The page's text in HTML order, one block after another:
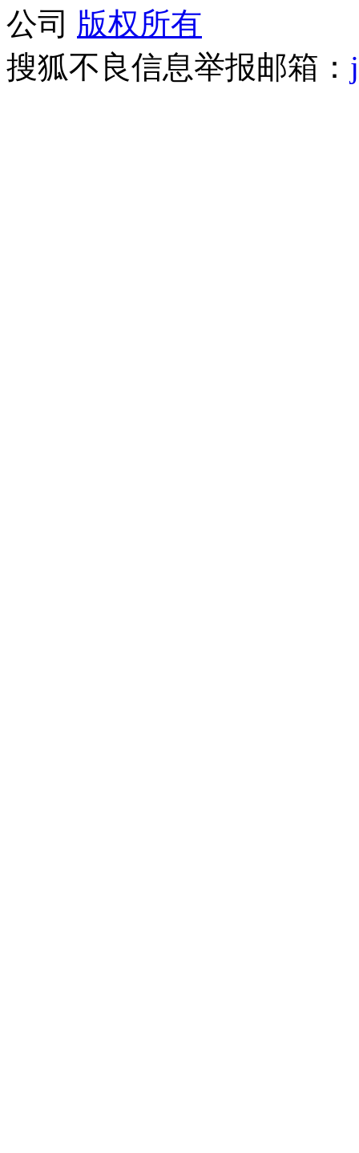
公司 版权所有
搜狐不良信息举报邮箱：